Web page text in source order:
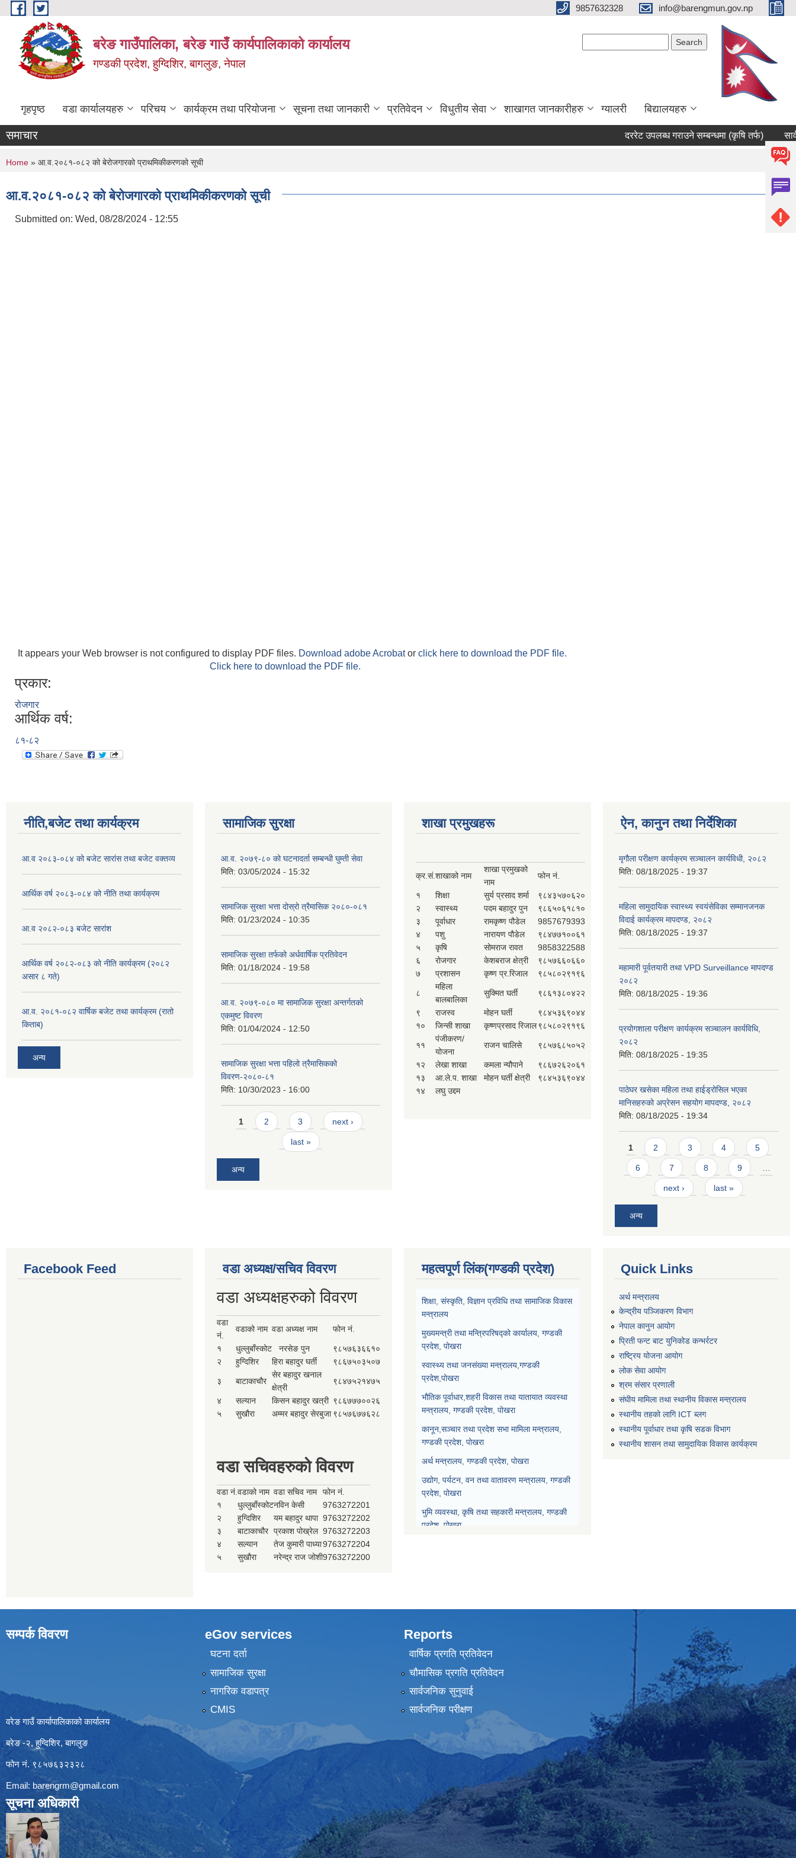
Skip to main content 9857632328 info@barengmun.gov.np
बरेङ गाउँपालिका, बरेङ गाउँ कार्यपालिकाको कार्यालय
गण्डकी प्रदेश, हुग्दिशिर, बागलुङ, नेपाल
गृहपृष्ठ वडा कार्यालयहरु परिचय कार्यक्रम तथा परियोजना सूचना तथा जानकारी प्रतिवेदन विधुतीय सेवा शाखागत जानकारीहरु ग्यालरी बिद्यालयहरु
समाचार दररेट उपलब्ध गराउने सम्बन्धमा (कृषि तर्फ) सार्वजनिक
You are here
Home » आ.व.२०८१-०८२ को बेरोजगारको प्राथमिकीकरणको सूची
आ.व.२०८१-०८२ को बेरोजगारको प्राथमिकीकरणको सूची
Submitted on: Wed, 08/28/2024 - 12:55
It appears your Web browser is not configured to display PDF files. Download adobe Acrobator click here to download the PDF file.
Click here to download the PDF file.
प्रकार:
रोजगार
आर्थिक वर्ष:
८१-८२
नीति,बजेट तथा कार्यक्रम
आ.व २०८३-०८४ को बजेट सारांस तथा बजेट वक्तव्य
आर्थिक वर्ष २०८३-०८४ को नीति तथा कार्यक्रम
आ.व २०८२-०८३ बजेट सारांश
आर्थिक वर्ष २०८२-०८३ को नीति कार्यक्रम (२०८२
असार ८ गते)
आ.व. २०८१-०८२ वार्षिक बजेट तथा कार्यक्रम (रातो
किताब)
अन्य
सामाजिक सुरक्षा
आ.व. २०७९-८० को घटनादर्ता सम्बन्धी घुम्ती सेवा
मिति: 03/05/2024 - 15:32
सामाजिक सुरक्षा भत्ता दोस्रो त्रैमासिक २०८०-०८१
मिति: 01/23/2024 - 10:35
सामाजिक सुरक्षा तर्फको अर्धवार्षिक प्रतिवेदन
मिति: 01/18/2024 - 19:58
आ.व. २०७९-०८० मा सामाजिक सुरक्षा अन्तर्गतको
एकमुष्ट विवरण
मिति: 01/04/2024 - 12:50
सामाजिक सुरक्षा भत्ता पहिलो त्रैमासिकको
विवरण-२०८०-८१
मिति: 10/30/2023 - 16:00
Pages
1 2 3 next ›
last »
अन्य
शाखा प्रमुखहरू
क्र.सं.शाखाको नाम
शाखा प्रमुखको
नाम
फोन नं.
१ शिक्षा सुर्य प्रसाद शर्मा
९८४३५७०६२०
२
स्वास्थ्य पदम बहादुर पुन
९८६५०६१८१०
३
पूर्वाधार रामकृष्ण पौडेल
9857679393
४
पशु नारायण पौडेल
९८४७७१००६१
५
कृषि सोमराज रावत
9858322588
६
रोजगार केशबराज क्षेत्री
९८५७६६०६६०
७
प्रशासन कृष्ण प्र.रिजाल ९८५८०२९१९६
८
महिला
बालबालिका
सुक्मित घर्ती ९८६१३८०४२२
९ राजस्व मोहन घर्ती
९८४५३६९०४४
१०
जिन्सी शाखा कृष्णप्रसाद रिजाल९८५८०२९१९६
११
पंजीकरण/
योजना
राजन चालिसे ९८५७६८५०५२
१२ लेखा शाखा कमला न्यौपाने
९८६७२६२०६१
१३
आ.ले.प. शाखा मोहन घर्ती क्षेत्री
९८४५३६९०४४
१४
लघु उद्दम
ऐन, कानुन तथा निर्देशिका
मृगौला परीक्षण कार्यक्रम सञ्चालन कार्यविधी, २०८२
मिति: 08/18/2025 - 19:37
महिला सामुदायिक स्वास्थ्य स्वयंसेविका सम्मानजनक
विदाई कार्यक्रम मापदण्ड, २०८२
मिति: 08/18/2025 - 19:37
महामारी पूर्वतयारी तथा VPD Surveillance मापदण्ड
२०८२
मिति: 08/18/2025 - 19:36
प्रयोगशाला परीक्षण कार्यक्रम सञ्चालन कार्यविधि,
२०८२
मिति: 08/18/2025 - 19:35
पाठेघर खसेका महिला तथा हाईड्रोसिल भएका
मानिसहरुको अप्रेसन सहयोग मापदण्ड, २०८२
मिति: 08/18/2025 - 19:34
Pages
1 2 3 4 5
6 7 8 9 …
next › last »
अन्य
Facebook Feed वडा अध्यक्ष/सचिव विवरण
वडा अध्यक्षहरुको विवरण
वडा
नं.
वडाको नाम वडा अध्यक्ष नाम फोन नं.
१ धुल्लुबाँस्कोट नरसेङ पुन
९८५७६३६६१०
२
हुग्दिशिर हिरा बहादुर घर्ती ९८६७५०३५०७
३ बाटाकाचौर
सेर बहादुर खनाल
क्षेत्री
९८४७५२१४७५
४ सल्यान किसन बहादुर खत्री ९८६७७७००२६
५
सुखौरा अम्मर बहादुर सेरबुजा ९८५७६७७६२८
वडा सचिवहरुको विवरण
वडा नं. वडाको नाम वडा सचिव नाम
फोन नं.
१
धुल्लुबाँस्कोटनविन केसी
9763272201
२
हुग्दिशिर यम बहादुर थापा 9763272202
३
बाटाकाचौर प्रकाश पोख्रेल 9763272203
४
सल्यान तेज कुमारी पाध्या9763272204
५
सुखौरा नरेन्द्र राज जोशी9763272200
महत्वपूर्ण लिंक(गण्डकी प्रदेश)
शिक्षा, संस्कृति, विज्ञान प्रविधि तथा सामाजिक विकास
मन्त्रालय
मुख्यमन्त्री तथा मन्त्रिपरिषद्को कार्यालय, गण्डकी
प्रदेश, पोखरा
स्वास्थ्य तथा जनसंख्या मन्त्रालय,गण्डकी
प्रदेश,पोखरा
भौतिक पूर्वाधार,शहरी विकास तथा यातायात व्यवस्था
मन्त्रालय, गण्डकी प्रदेश, पोखरा
कानून,सञ्चार तथा प्रदेश सभा मामिला मन्त्रालय,
गण्डकी प्रदेश, पोखरा
अर्थ मन्त्रालय, गण्डकी प्रदेश, पोखरा
उद्योग, पर्यटन, वन तथा वातावरण मन्त्रालय, गण्डकी
प्रदेश, पोखरा
भुमि व्यवस्था, कृषि तथा सहकारी मन्त्रालय, गण्डकी
प्रदेश, पोखरा
Quick Links
अर्थ मन्त्रालय
केन्द्रीय पञ्जिकरण विभाग
नेपाल कानुन आयोग
प्रिती फन्ट बाट युनिकोड कन्भर्रटर
राष्ट्रिय योजना आयोग
लोक सेवा आयोग
श्रम संसार प्रणाली
संघीय मामिला तथा स्थानीय विकास मन्त्रालय
स्थानीय तहको लागि ICT ब्लग
स्थानीय पूर्वाधार तथा कृषि सडक विभाग
स्थानीय शासन तथा सामुदायिक विकास कार्यक्रम
सम्पर्क विवरण
वरेङ गाउँ कार्यापालिकाको कार्यालय
बरेङ -२, हुग्दिशिर, बागलुङ
फोन नं. ९८५७६३२३२८
Email: barengrm@gmail.com
सूचना अधिकारी
eGov services
घटना दर्ता
सामाजिक सुरक्षा
नागरिक वडापत्र
CMIS
Reports
वार्षिक प्रगति प्रतिवेदन
चौमासिक प्रगति प्रतिवेदन
सार्वजनिक सुनुवाई
सार्वजनिक परीक्षण